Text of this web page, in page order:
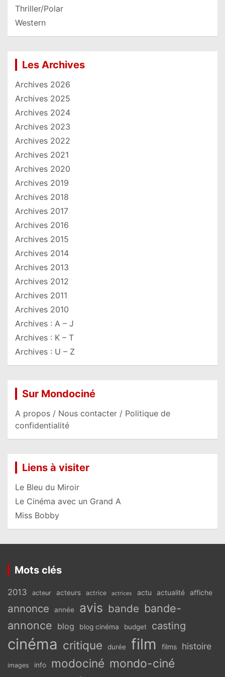
Thriller/Polar
Western
Les Archives
Archives 2026
Archives 2025
Archives 2024
Archives 2023
Archives 2022
Archives 2021
Archives 2020
Archives 2019
Archives 2018
Archives 2017
Archives 2016
Archives 2015
Archives 2014
Archives 2013
Archives 2012
Archives 2011
Archives 2010
Archives : A – J
Archives : K – T
Archives : U – Z
Sur Mondociné
A propos / Nous contacter / Politique de
confidentialité
Liens à visiter
Le Bleu du Miroir
Le Cinéma avec un Grand A
Miss Bobby
Mots clés
2013 acteur acteurs actrice actrices actu actualité affiche
annonce année avis bande bande-
annonce blog blog cinéma budget casting
cinéma critique durée film films histoire
images info modociné mondo-ciné